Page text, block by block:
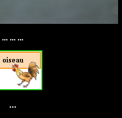
... ... ...
...